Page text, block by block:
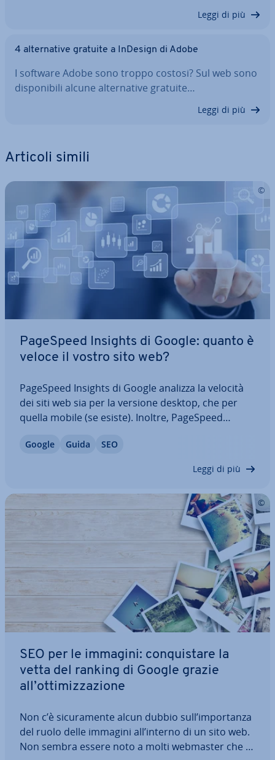
Leggi di più
4 al­ter­na­ti­ve gratuite a InDesign di Adobe
I software Adobe sono troppo costosi? Sul web sono
di­spo­ni­bi­li alcune al­ter­na­ti­ve gratuite…
Leggi di più
Articoli simili
PageSpeed Insights di Google: quanto è
veloce il vostro sito web?
PageSpeed Insights di Google analizza la velocità
dei siti web sia per la versione desktop, che per
quella mobile (se esiste). Inoltre, PageSpeed
esistenti e sulle possibili soluzioni ri­guar­dan­ti la
Google Guida SEO
Leggi di più
SEO per le immagini: con­qui­sta­re la
vetta del ranking di Google grazie
all’ot­ti­miz­za­zio­ne
Non c’è si­cu­ra­men­te alcun dubbio sull’im­por­tan­za
del ruolo delle immagini all’interno di un sito web.
Non sembra essere noto a molti webmaster che le